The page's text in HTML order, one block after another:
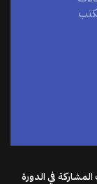
في الدورة